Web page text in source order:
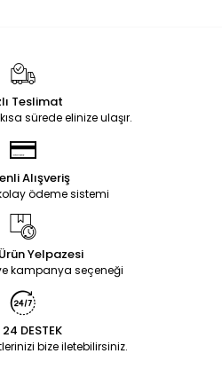
Teslimat
sürede elinize ulaşır.
Alışveriş
ödeme sistemi
Yelpazesi
kampanya seçeneği
DESTEK
bize iletebilirsiniz.